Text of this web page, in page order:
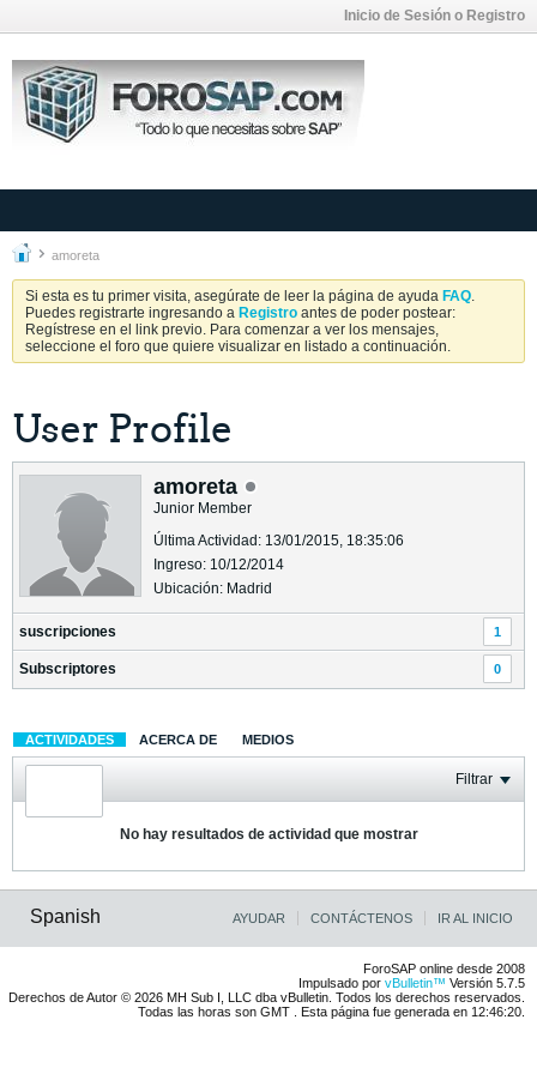
Inicio de Sesión o Registro
amoreta
Si esta es tu primer visita, asegúrate de leer la página de ayuda FAQ.
Puedes registrarte ingresando a Registro antes de poder postear:
Regístrese en el link previo. Para comenzar a ver los mensajes,
seleccione el foro que quiere visualizar en listado a continuación.
User Profile
amoreta
Junior Member
Última Actividad: 13/01/2015, 18:35:06
Ingreso: 10/12/2014
Ubicación: Madrid
suscripciones 1
Subscriptores 0
ACTIVIDADES ACERCA DE MEDIOS
Filtrar
No hay resultados de actividad que mostrar
Spanish AYUDAR CONTÁCTENOS IR AL INICIO
ForoSAP online desde 2008
Impulsado por vBulletin™ Versión 5.7.5
Derechos de Autor © 2026 MH Sub I, LLC dba vBulletin. Todos los derechos reservados.
Todas las horas son GMT . Esta página fue generada en 12:46:20.